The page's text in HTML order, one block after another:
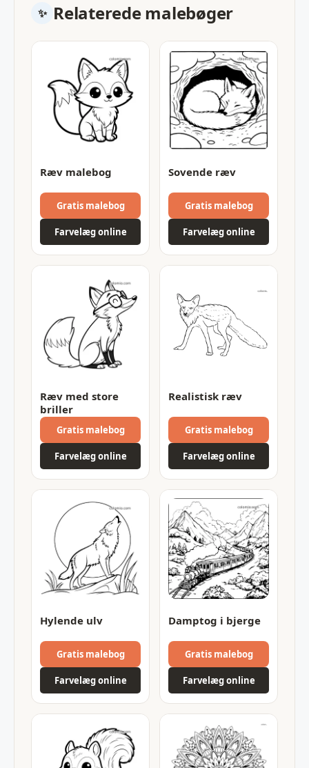
Relaterede malebøger
Ræv malebog
Gratis malebog
Farvelæg online
Sovende ræv
Gratis malebog
Farvelæg online
Ræv med store
briller
Gratis malebog
Farvelæg online
Realistisk ræv
Gratis malebog
Farvelæg online
Hylende ulv
Gratis malebog
Farvelæg online
Damptog i bjerge
Gratis malebog
Farvelæg online